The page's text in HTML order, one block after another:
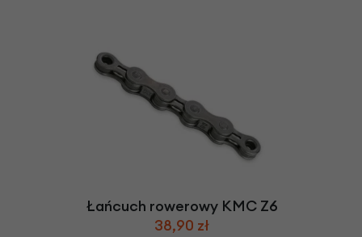
Łańcuch rowerowy KMC Z6
38,90 zł